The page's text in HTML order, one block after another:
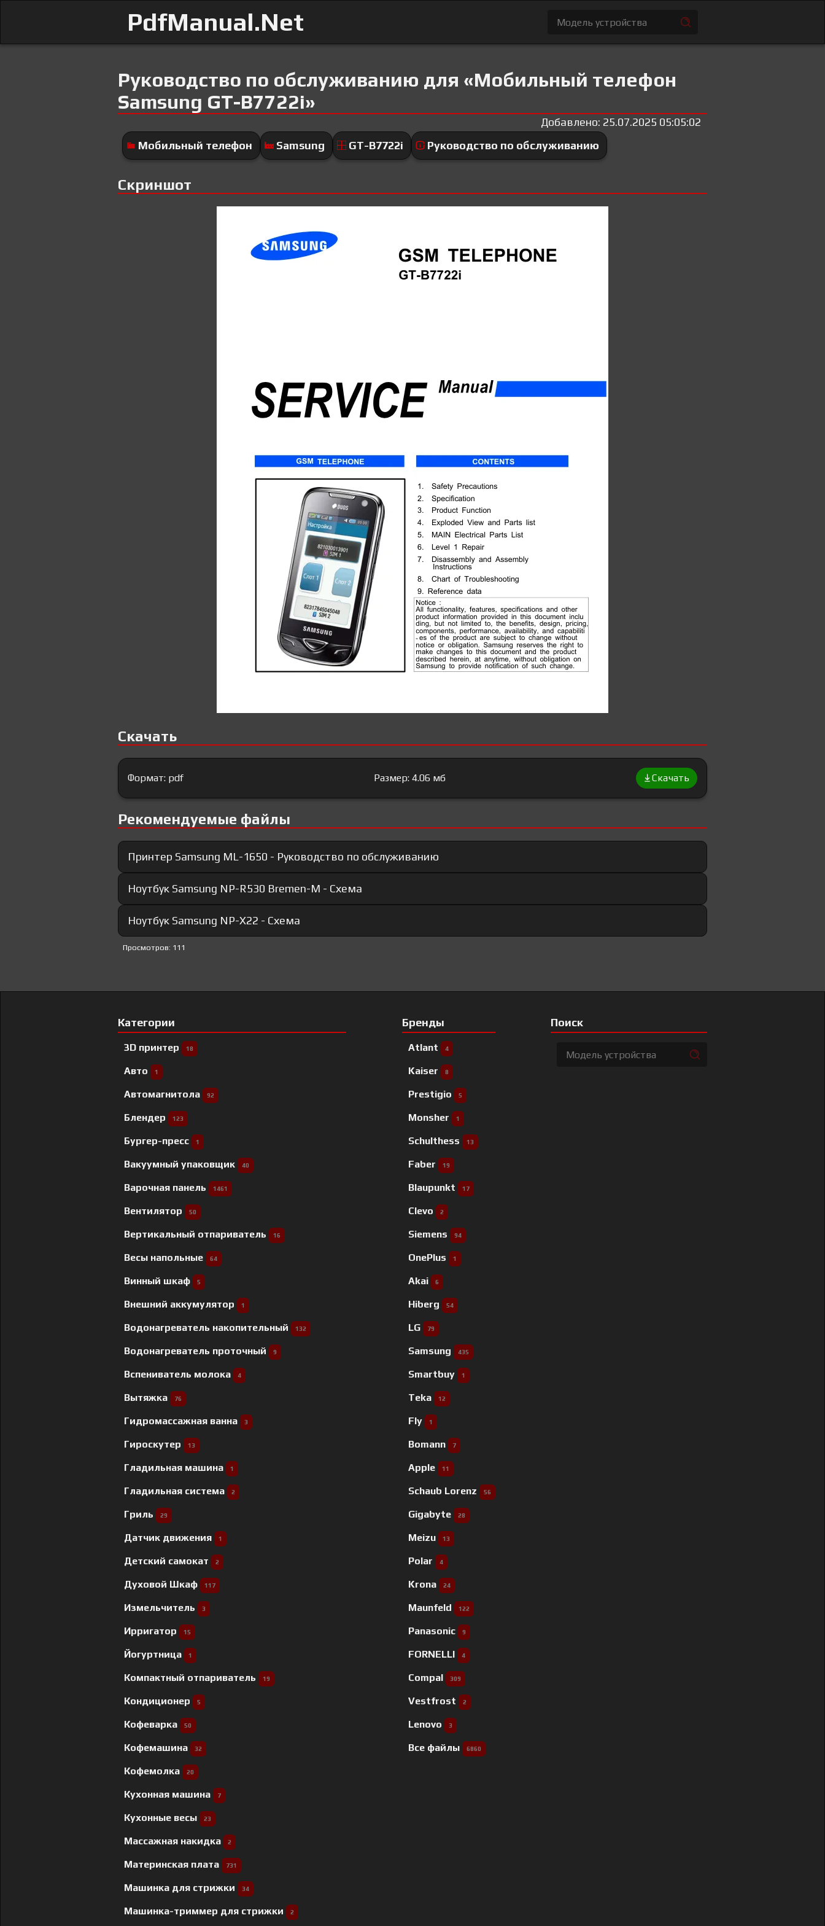
PdfManual.Net
Руководство по обслуживанию для «Мобильный телефон
Samsung GT-B7722i»
Добавлено: 25.07.2025 05:05:02
Мобильный телефон
Samsung GT-B7722i Руководство по обслуживанию
Скриншот
Скачать
Формат: pdf Размер: 4.06 мб Скачать
Рекомендуемые файлы
Принтер Samsung ML-1650 - Руководство по обслуживанию
Ноутбук Samsung NP-R530 Bremen-M - Схема
Ноутбук Samsung NP-X22 - Схема
Просмотров: 111
Категории
3D принтер 18
Авто 1
Автомагнитола 92
Блендер 123
Бургер-пресс 1
Вакуумный упаковщик 40
Варочная панель 1461
Вентилятор 50
Вертикальный отпариватель 16
Весы напольные 64
Винный шкаф 5
Внешний аккумулятор 1
Водонагреватель накопительный 132
Водонагреватель проточный 9
Вспениватель молока 4
Вытяжка 76
Гидромассажная ванна 3
Гироскутер 13
Гладильная машина 1
Гладильная система 2
Гриль 29
Датчик движения 1
Детский самокат 2
Духовой Шкаф 117
Измельчитель 3
Ирригатор 15
Йогуртница 1
Компактный отпариватель 19
Кондиционер 5
Кофеварка 50
Кофемашина 32
Кофемолка 20
Кухонная машина 7
Кухонные весы 23
Массажная накидка 2
Материнская плата 731
Машинка для стрижки 34
Машинка-триммер для стрижки 2
Бренды
Atlant 4
Kaiser 8
Prestigio 5
Monsher 1
Schulthess 13
Faber 19
Blaupunkt 17
Clevo 2
Siemens 94
OnePlus 1
Akai 6
Hiberg 54
LG 79
Samsung 435
Smartbuy 1
Teka 12
Fly 1
Bomann 7
Apple 11
Schaub Lorenz 56
Gigabyte 28
Meizu 13
Polar 4
Krona 24
Maunfeld 122
Panasonic 9
FORNELLI 4
Compal 309
Vestfrost 2
Lenovo 3
Все файлы 6860
Поиск